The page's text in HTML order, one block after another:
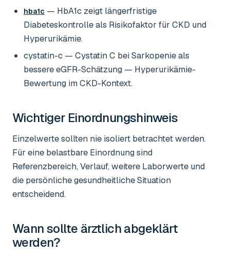
hba1c — HbA1c zeigt längerfristige
Diabeteskontrolle als Risikofaktor für CKD und
Hyperurikämie.
cystatin-c — Cystatin C bei Sarkopenie als
bessere eGFR-Schätzung — Hyperurikämie-
Bewertung im CKD-Kontext.
Wichtiger Einordnungshinweis
Einzelwerte sollten nie isoliert betrachtet werden.
Für eine belastbare Einordnung sind
Referenzbereich, Verlauf, weitere Laborwerte und
die persönliche gesundheitliche Situation
entscheidend.
Wann sollte ärztlich abgeklärt
werden?